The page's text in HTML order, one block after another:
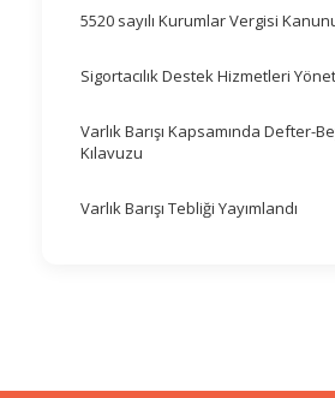
5520 sayılı Kurumlar Vergisi
Sigortacılık Destek Hizmetleri
Varlık Barışı Kapsamında Defter-
Kılavuzu
Varlık Barışı Tebliği Yayımlandı